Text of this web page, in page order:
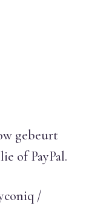
gebeurt
of PayPal.
/